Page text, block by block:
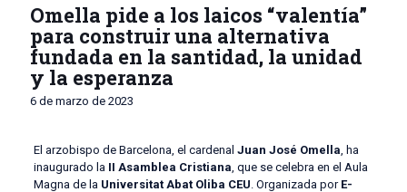
Omella pide a los laicos “valentía”
para construir una alternativa
fundada en la santidad, la unidad
y la esperanza
6 de marzo de 2023
El arzobispo de Barcelona, el cardenal Juan José Omella , ha
inaugurado la II Asamblea Cristiana , que se celebra en el Aula
Magna de la Universitat Abat Oliba CEU . Organizada por E-